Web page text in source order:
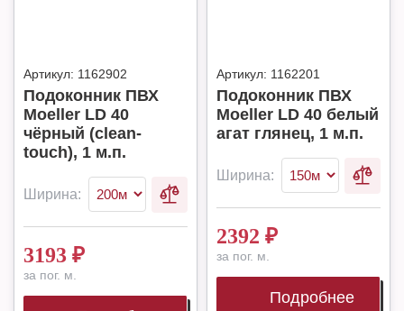
Артикул: 1162902
Подоконник ПВХ
Moeller LD 40
чёрный (clean-
touch), 1 м.п.
Ширина:
3193 ₽
за пог. м.
Артикул: 1162201
Подоконник ПВХ
Moeller LD 40 белый
агат глянец, 1 м.п.
Ширина:
2392 ₽
за пог. м.
Подробнее